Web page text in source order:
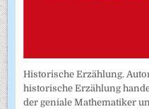
Historische Erzählung.
historische Erzählung
der geniale Mathematiker